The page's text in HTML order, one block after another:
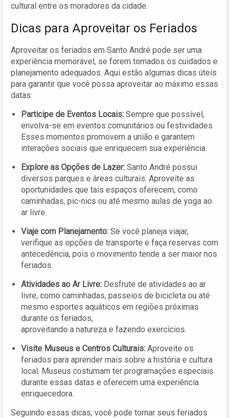
cultural entre os moradores da cidade.
Dicas para Aproveitar os Feriados
Aproveitar os feriados em Santo André pode ser uma
experiência memorável, se forem tomados os cuidados e
planejamento adequados. Aqui estão algumas dicas úteis
para garantir que você possa aproveitar ao máximo essas
datas:
Participe de Eventos Locais: Sempre que possível,
envolva-se em eventos comunitários ou festividades.
Esses momentos promovem a união e garantem
interações sociais que enriquecem sua experiência.
Explore as Opções de Lazer: Santo André possui
diversos parques e áreas culturais. Aproveite as
oportunidades que tais espaços oferecem, como
caminhadas, pic-nics ou até mesmo aulas de yoga ao
ar livre.
Viaje com Planejamento: Se você planeja viajar,
verifique as opções de transporte e faça reservas com
antecedência, pois o movimento tende a ser maior nos
feriados.
Atividades ao Ar Livre: Desfrute de atividades ao ar
livre, como caminhadas, passeios de bicicleta ou até
mesmo esportes aquáticos em regiões próximas
durante os feriados,
aproveitando a natureza e fazendo exercícios.
Visite Museus e Centros Culturais: Aproveite os
feriados para aprender mais sobre a história e cultura
local. Museus costumam ter programações especiais
durante essas datas e oferecem uma experiência
enriquecedora.
Seguindo essas dicas, você pode tornar seus feriados